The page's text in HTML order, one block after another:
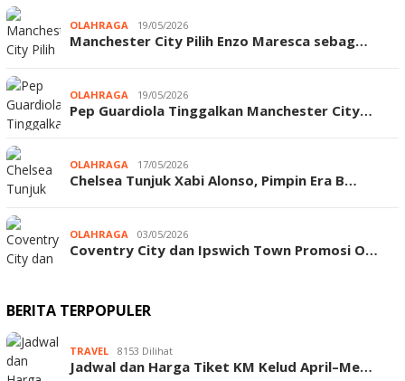
OLAHRAGA 19/05/2026
Manchester City Pilih Enzo Maresca sebag…
OLAHRAGA 19/05/2026
Pep Guardiola Tinggalkan Manchester City…
OLAHRAGA 17/05/2026
Chelsea Tunjuk Xabi Alonso, Pimpin Era B…
OLAHRAGA 03/05/2026
Coventry City dan Ipswich Town Promosi O…
BERITA TERPOPULER
TRAVEL 8153 Dilihat
Jadwal dan Harga Tiket KM Kelud April–Me…